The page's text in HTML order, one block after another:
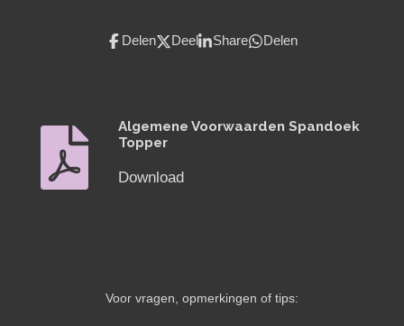
Delen Deel Share Delen
Algemene Voorwaarden Spandoek
Topper
Download
Voor vragen, opmerkingen of tips: